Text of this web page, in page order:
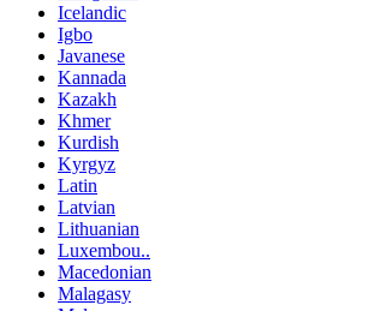
Icelandic
Igbo
Javanese
Kannada
Kazakh
Khmer
Kurdish
Kyrgyz
Latin
Latvian
Lithuanian
Luxembou..
Macedonian
Malagasy